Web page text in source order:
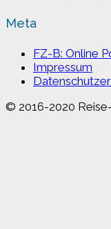
Meta
FZ-B: Online
Impressum
© 2016-2020